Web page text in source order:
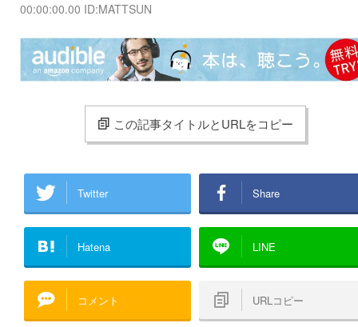
00:00:00.00 ID:MATTSUN
この記事タイトルとURLをコピー
Twitter Share
Hatena LINE
コメント URLコピー